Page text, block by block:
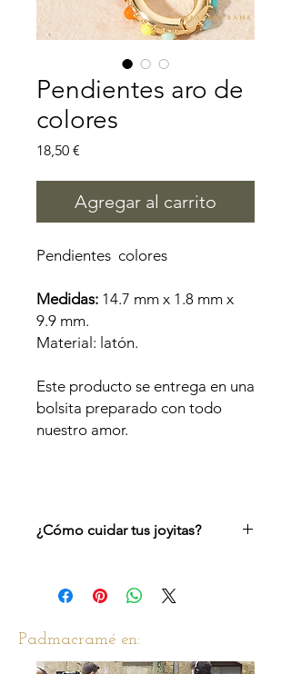
Pendientes aro de
colores
18,50 €
Agregar al carrito
Pendientes colores
Medidas: 14.7 mm x 1.8 mm x
9.9 mm.
Material: latón.
Este producto se entrega en una
bolsita preparado con todo
nuestro amor.
¿Cómo cuidar tus joyitas?
el esmalte no echar colonias ni
productos abrasivos encima.
Padmacramé en: